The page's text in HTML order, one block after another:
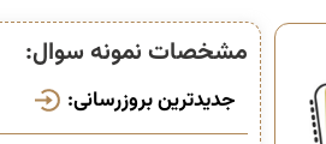
مشخصات نمونه سوال:
جدیدترین بروزرسانی: